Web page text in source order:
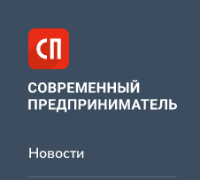
Новости